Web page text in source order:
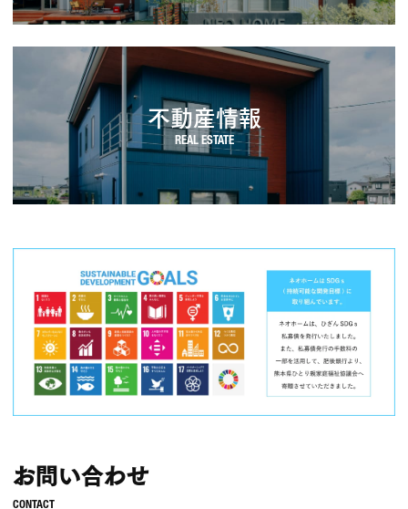
不動産情報
お問い合わせ